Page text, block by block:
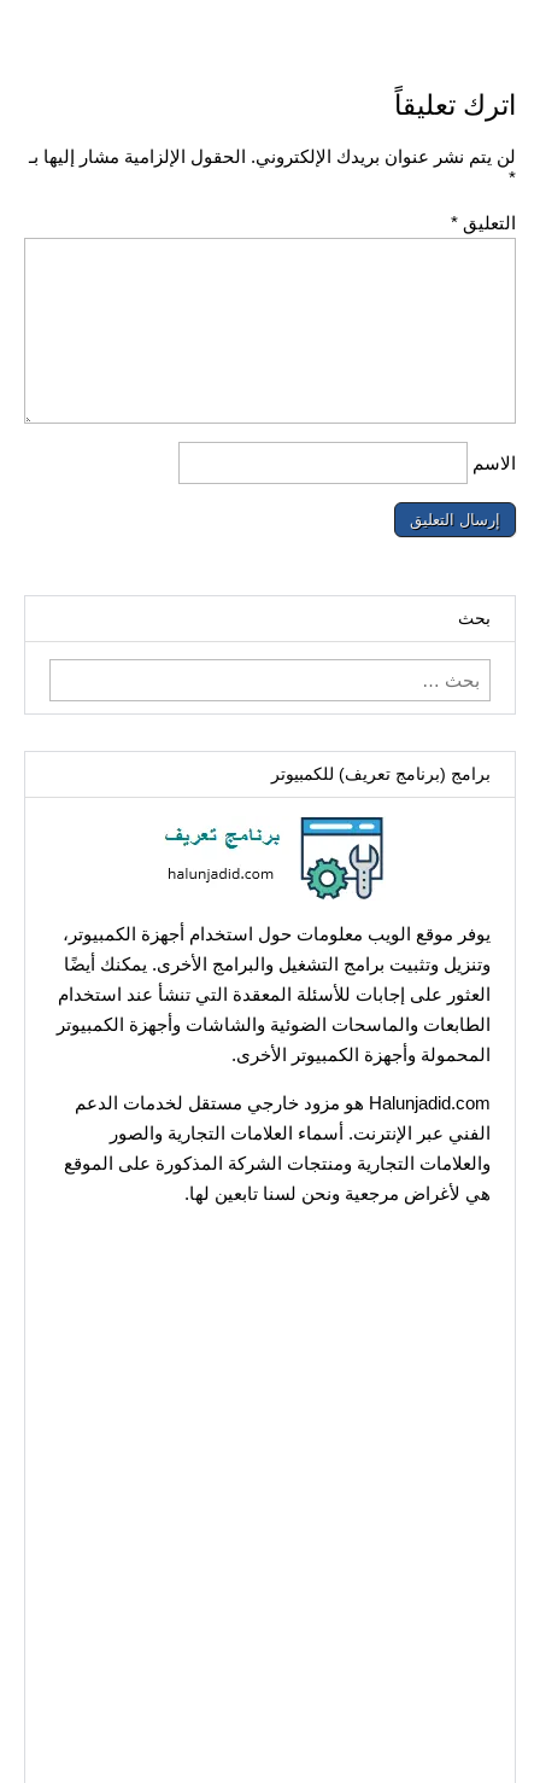
اترك تعليقاً
لن يتم نشر عنوان بريدك الإلكتروني. الحقول الإلزامية مشار إليها بـ
*
التعليق *
الاسم
بحث
البحث
عن:
برامج (برنامج تعريف) للكمبيوتر
يوفر موقع الويب معلومات حول استخدام أجهزة الكمبيوتر،
وتنزيل وتثبيت برامج التشغيل والبرامج الأخرى. يمكنك أيضًا
العثور على إجابات للأسئلة المعقدة التي تنشأ عند استخدام
الطابعات والماسحات الضوئية والشاشات وأجهزة الكمبيوتر
المحمولة وأجهزة الكمبيوتر الأخرى.
Halunjadid.com هو مزود خارجي مستقل لخدمات الدعم
الفني عبر الإنترنت. أسماء العلامات التجارية والصور
والعلامات التجارية ومنتجات الشركة المذكورة على الموقع
هي لأغراض مرجعية ونحن لسنا تابعين لها.